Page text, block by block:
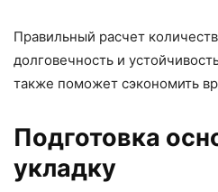
Правильный расчет
долговечность и
также поможет сэкономить
Подготовка
укладку